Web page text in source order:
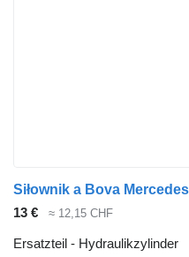
13 € ≈ 12,15 CHF
Ersatzteil - Hydraulikzylinder